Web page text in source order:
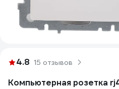
4.8 15 отзывов
Компьютерная розетка